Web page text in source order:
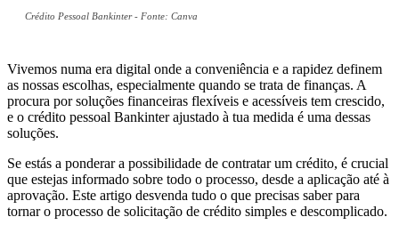
Crédito Pessoal Bankinter - Fonte: Canva
Vivemos numa era digital onde a conveniência e a rapidez definem
as nossas escolhas, especialmente quando se trata de finanças. A
procura por soluções financeiras flexíveis e acessíveis tem crescido,
e o crédito pessoal Bankinter ajustado à tua medida é uma dessas
soluções.
Se estás a ponderar a possibilidade de contratar um crédito, é crucial
que estejas informado sobre todo o processo, desde a aplicação até à
aprovação. Este artigo desvenda tudo o que precisas saber para
tornar o processo de solicitação de crédito simples e descomplicado.